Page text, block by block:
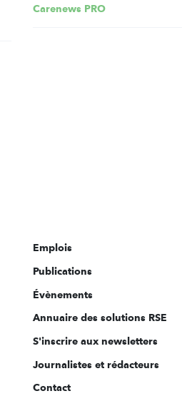
Carenews PRO
Emplois
Publications
Évènements
Annuaire des solutions RSE
S'inscrire aux newsletters
Journalistes et rédacteurs
Contact